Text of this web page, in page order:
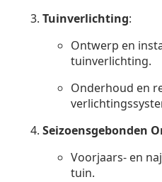
Tuinverlichting:
Ontwerp en
tuinverlichting.
Onderhoud en
Seizoensgebonden
Voorjaars- en
tuin.